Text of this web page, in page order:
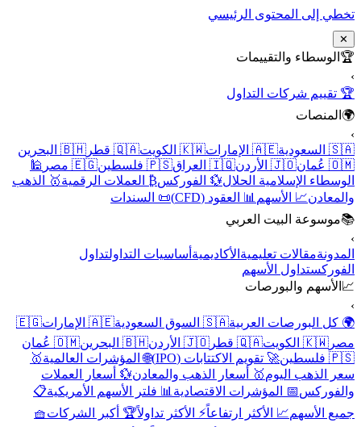
تخطي إلى المحتوى الرئيسي
✕
🏆 الوسطاء والتقييمات
›
🏆 تقييم شركات التداول
🌍 المنصات
›
🇸🇦 السعودية
🇦🇪 الإمارات 🇰🇼 الكويت 🇶🇦 قطر
🇧🇭 البحرين
🇴🇲 عُمان
🇯🇴 الأردن 🇮🇶 العراق 🇵🇸 فلسطين 🇪🇬 مصر
🕌
الوسطاء الإسلامية الحلال💱 الفوركس₿ العملات الرقمية🥇 الذهب
والمعادن📈 الأسهم 📊 العقود (CFD)
📜 السندات
📚موسوعة البيت العربي
›
المدونةمقالات تعليمية الأكاديمية أساسيات التداولتداول
الفوركستداول الأسهم
📈 الأسهم والبورصات
›
🌍 كل البورصات العربية🇸🇦 السوق السعودية 🇦🇪 الإمارات
🇪🇬
مصر 🇰🇼 الكويت 🇶🇦 قطر 🇯🇴 الأردن 🇧🇭 البحرين
🇴🇲 عُمان
🇵🇸 فلسطين
🚀 تقويم الاكتتابات (IPO) 🌐 المؤشرات العالمية🥇
سعر الذهب اليوم🥇 أسعار الذهب والمعادن💱 أسعار العملات
والفوركس📅 المؤشرات الاقتصادية 📊 فلتر الأسهم الأمريكية📋
جميع الأسهم📈 الأكثر ارتفاعاً⚡ الأكثر تداولاً🏆 أكبر الشركات🧺